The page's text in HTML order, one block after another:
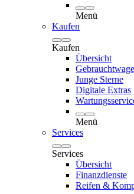
Menü
Kaufen
Kaufen
Übersicht
Junge Sterne
Digitale Extras
Menü
Services
Services
Übersicht
Finanzdienste
Reifen &